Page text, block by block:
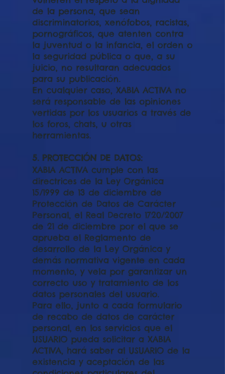
de la persona, que sean
discriminatorios, xenófobos, racistas,
pornográficos, que atenten contra
la juventud o la infancia, el orden o
la seguridad pública o que, a su
juicio, no resultaran adecuados
para su publicación.
En cualquier caso, XABIA ACTIVA no
será responsable de las opiniones
vertidas por los usuarios a través de
los foros, chats, u otras
herramientas.
5. PROTECCIÓN DE DATOS:
XABIA ACTIVA cumple con las
directrices de la Ley Orgánica
15/1999 de 13 de diciembre de
Protección de Datos de Carácter
Personal, el Real Decreto 1720/2007
de 21 de diciembre por el que se
aprueba el Reglamento de
desarrollo de la Ley Orgánica y
demás normativa vigente en cada
momento, y vela por garantizar un
correcto uso y tratamiento de los
datos personales del usuario.
Para ello, junto a cada formulario
de recabo de datos de carácter
personal, en los servicios que el
USUARIO pueda solicitar a XABIA
ACTIVA, hará saber al USUARIO de la
existencia y aceptación de las